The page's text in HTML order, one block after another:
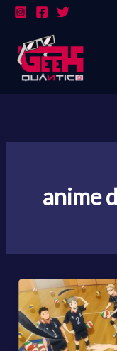
conteúdo
anime